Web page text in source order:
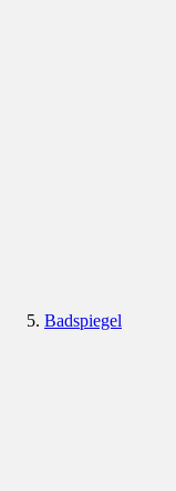
Badspiegel